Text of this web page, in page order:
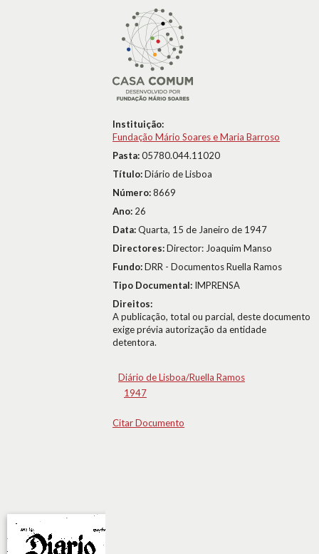
Instituição:
Fundação Mário Soares e Maria Barroso
Pasta:05780.044.11020
Título:Diário de Lisboa
Número:8669
Ano: 26
Data:Quarta, 15 de Janeiro de 1947
Directores:Director: Joaquim Manso
Fundo:DRR - Documentos Ruella Ramos
Tipo Documental: IMPRENSA
Direitos:
A publicação, total ou parcial, deste documento
exige prévia autorização da entidade
detentora.
Diário de Lisboa/Ruella Ramos
1947
Citar Documento